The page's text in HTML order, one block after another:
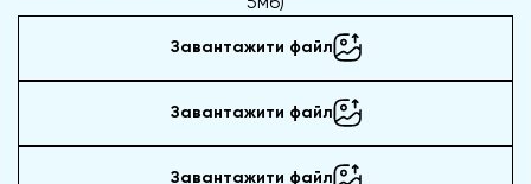
Завантажити файл
Завантажити файл
Завантажити файл